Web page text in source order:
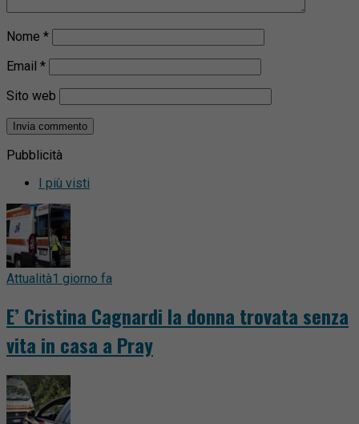
Nome *
Email *
Sito web
Pubblicità
I più visti
Attualità1 giorno fa
E’ Cristina Cagnardi la donna trovata senza
vita in casa a Pray